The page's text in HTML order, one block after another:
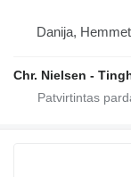
Danija, Hemmet
Chr. Nielsen -